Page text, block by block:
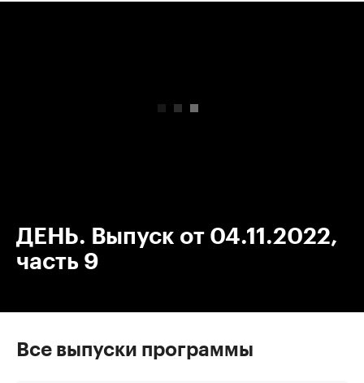
ДЕНЬ. Выпуск от 04.11.2022,
часть 9
Все выпуски программы